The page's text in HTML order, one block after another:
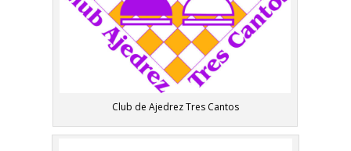
Club de Ajedrez Tres Cantos